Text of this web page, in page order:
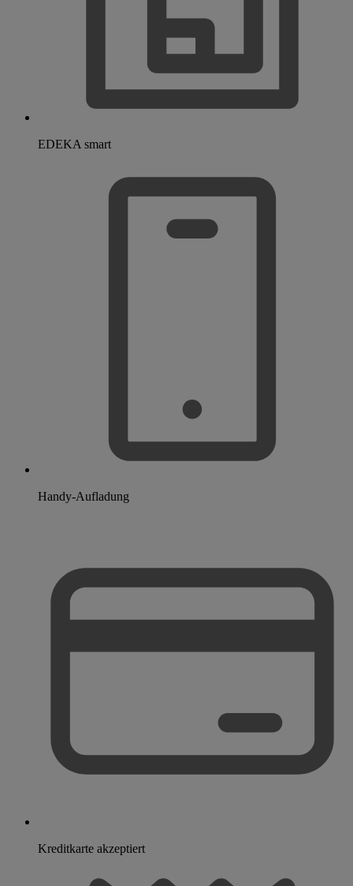
EDEKA smart
Handy-Aufladung
Kreditkarte akzeptiert